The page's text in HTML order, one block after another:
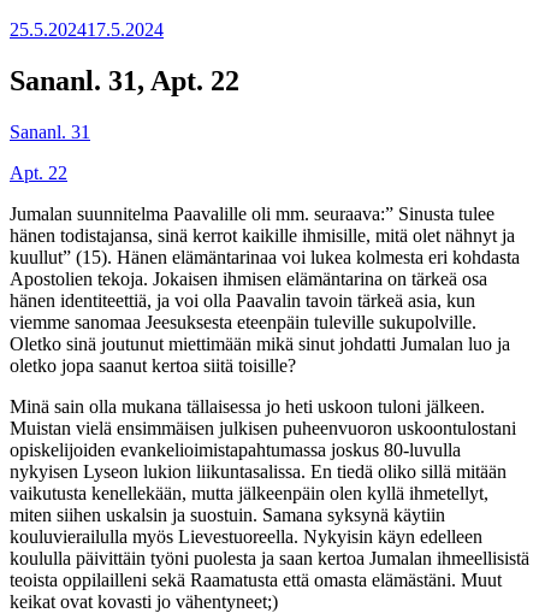
Julkaistu
25.5.202417.5.2024
Sananl. 31, Apt. 22
Sananl. 31
Apt. 22
Jumalan suunnitelma Paavalille oli mm. seuraava:” Sinusta tulee
hänen todistajansa, sinä kerrot kaikille ihmisille, mitä olet nähnyt ja
kuullut” (15). Hänen elämäntarinaa voi lukea kolmesta eri kohdasta
Apostolien tekoja. Jokaisen ihmisen elämäntarina on tärkeä osa
hänen identiteettiä, ja voi olla Paavalin tavoin tärkeä asia, kun
viemme sanomaa Jeesuksesta eteenpäin tuleville sukupolville.
Oletko sinä joutunut miettimään mikä sinut johdatti Jumalan luo ja
oletko jopa saanut kertoa siitä toisille?
Minä sain olla mukana tällaisessa jo heti uskoon tuloni jälkeen.
Muistan vielä ensimmäisen julkisen puheenvuoron uskoontulostani
opiskelijoiden evankelioimistapahtumassa joskus 80-luvulla
nykyisen Lyseon lukion liikuntasalissa. En tiedä oliko sillä mitään
vaikutusta kenellekään, mutta jälkeenpäin olen kyllä ihmetellyt,
miten siihen uskalsin ja suostuin. Samana syksynä käytiin
kouluvierailulla myös Lievestuoreella. Nykyisin käyn edelleen
koululla päivittäin työni puolesta ja saan kertoa Jumalan ihmeellisistä
teoista oppilailleni sekä Raamatusta että omasta elämästäni. Muut
keikat ovat kovasti jo vähentyneet;)